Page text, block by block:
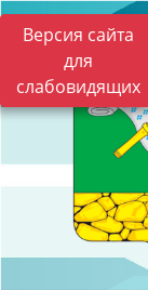
Версия сайта
для
слабовидящих